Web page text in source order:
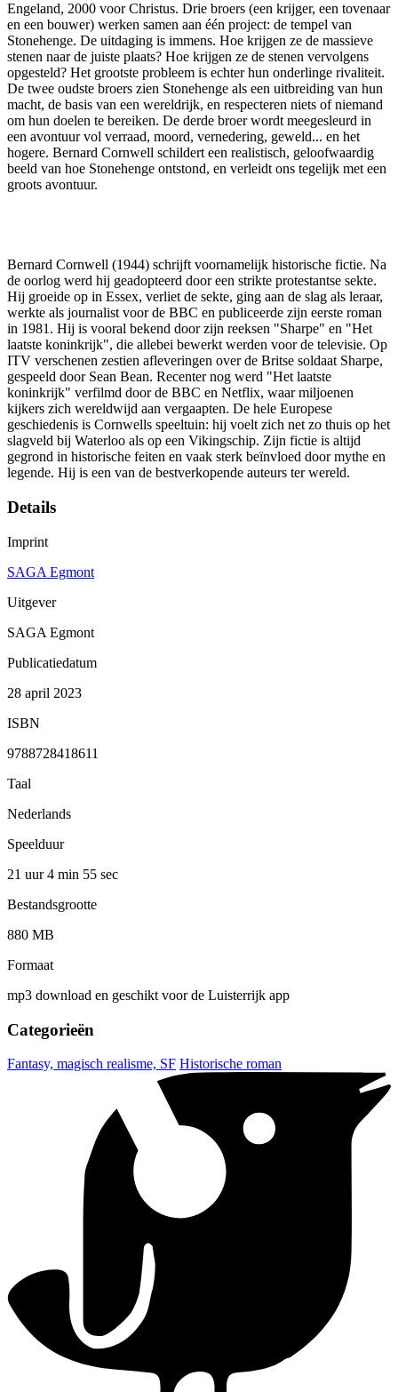
Engeland, 2000 voor Christus. Drie broers (een krijger, een tovenaar
en een bouwer) werken samen aan één project: de tempel van
Stonehenge. De uitdaging is immens. Hoe krijgen ze de massieve
stenen naar de juiste plaats? Hoe krijgen ze de stenen vervolgens
opgesteld? Het grootste probleem is echter hun onderlinge rivaliteit.
De twee oudste broers zien Stonehenge als een uitbreiding van hun
macht, de basis van een wereldrijk, en respecteren niets of niemand
om hun doelen te bereiken. De derde broer wordt meegesleurd in
een avontuur vol verraad, moord, vernedering, geweld... en het
hogere. Bernard Cornwell schildert een realistisch, geloofwaardig
beeld van hoe Stonehenge ontstond, en verleidt ons tegelijk met een
groots avontuur.
Bernard Cornwell (1944) schrijft voornamelijk historische fictie. Na
de oorlog werd hij geadopteerd door een strikte protestantse sekte.
Hij groeide op in Essex, verliet de sekte, ging aan de slag als leraar,
werkte als journalist voor de BBC en publiceerde zijn eerste roman
in 1981. Hij is vooral bekend door zijn reeksen "Sharpe" en "Het
laatste koninkrijk", die allebei bewerkt werden voor de televisie. Op
ITV verschenen zestien afleveringen over de Britse soldaat Sharpe,
gespeeld door Sean Bean. Recenter nog werd "Het laatste
koninkrijk" verfilmd door de BBC en Netflix, waar miljoenen
kijkers zich wereldwijd aan vergaapten. De hele Europese
geschiedenis is Cornwells speeltuin: hij voelt zich net zo thuis op het
slagveld bij Waterloo als op een Vikingschip. Zijn fictie is altijd
gegrond in historische feiten en vaak sterk beïnvloed door mythe en
legende. Hij is een van de bestverkopende auteurs ter wereld.
Details
Imprint
SAGA Egmont
Uitgever
SAGA Egmont
Publicatiedatum
28 april 2023
ISBN
9788728418611
Taal
Nederlands
Speelduur
21 uur 4 min 55 sec
Bestandsgrootte
880 MB
Formaat
mp3 download en geschikt voor de Luisterrijk app
Categorieën
Fantasy, magisch realisme, SF Historische roman